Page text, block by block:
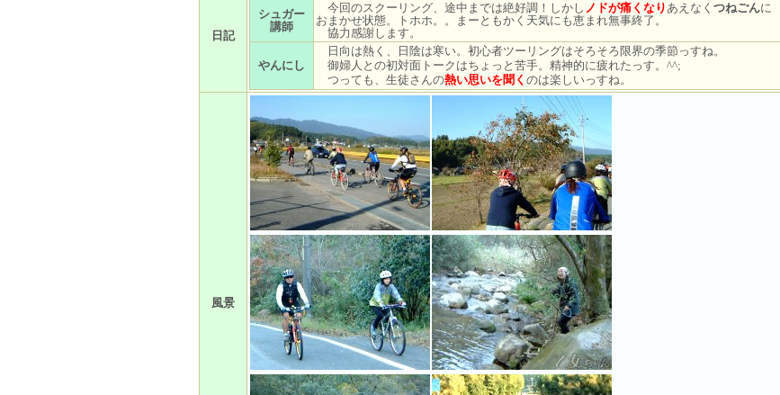
日記
シュガー
講師
今回のスクーリング、途中までは絶好調！しかし ノドが痛くなりあえなくつねごんに
おまかせ状態。トホホ。。まーともかく天気にも恵まれ無事終了。
協力感謝します。
やんにし
日向は熱く、日陰は寒い。初心者ツーリングはそろそろ限界の季節っすね。
御婦人との初対面トークはちょっと苦手。精神的に疲れたっす。^^;
つっても、生徒さんの熱い思いを聞くのは楽しいっすね。
風景